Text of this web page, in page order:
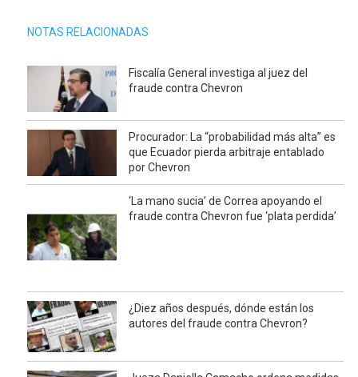
NOTAS RELACIONADAS
Fiscalía General investiga al juez del
fraude contra Chevron
Procurador: La “probabilidad más alta” es
que Ecuador pierda arbitraje entablado
por Chevron
‘La mano sucia’ de Correa apoyando el
fraude contra Chevron fue ‘plata perdida’
¿Diez años después, dónde están los
autores del fraude contra Chevron?